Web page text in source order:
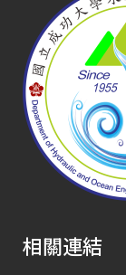
相關連結